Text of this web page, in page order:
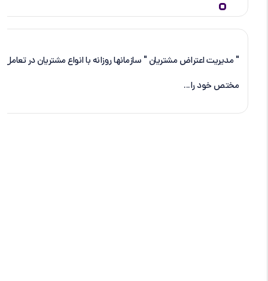
" مدیریت اعتراض مشتریان " سازمانها روزانه با انواع مشتریان در تعامل
مختص خود را...